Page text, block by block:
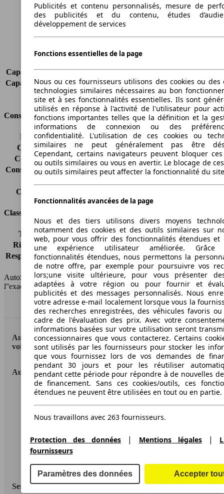
Empattement
2703 mm
Poids maximum
2050 kg
Charge maximale
Portes
4
Capacité de remorquage (sans freins) 750 kg
Capacité de remorquage (avec freins) 1800 kg
Volume du coffre
500 l
Consommation
Émissions de CO2*
174 g/km (komb.)
Consommation (ville)
8.6 l/100km
Consommation (route)
5.2 l/100km
Consommation (combinée)* 6.4 l/100km
Capacité du réservoir
Classes d'assurance
Tous risques
-
Risques partiels
-
Responsabilité civile -
HSN/TSN
MSA56x2Cxxxx/n.c.
AutoScout24 France SAS décline toute responsabilité concernant
l''exactitude des indications fournies.
Haut
AutoScout24: la plus grande plateforme en ligne de
voitures en Europe
AutoScout24
A propos d'AutoScout24
Protection des données
Accessibility Statement
Service
Publicités et contenu personnalisés, mesure de
des publicités et du contenu, études
développement de services
Fonctions essentielles de la page
Nous ou ces fournisseurs utilisons des cookies ou des
technologies similaires nécessaires au bon
site et à ses fonctionnalités essentielles. Ils sont
utilisés en réponse à l'activité de l'utilisateur pour
fonctions importantes telles que la définition et la
informations de connexion ou des
confidentialité. L'utilisation de ces cookies ou
similaires ne peut généralement pas être
Cependant, certains navigateurs peuvent bloquer ces
ou outils similaires ou vous en avertir. Le blocage de
ou outils similaires peut affecter la fonctionnalité du
Fonctionnalités avancées de la page
Nous et des tiers utilisons divers moyens
notamment des cookies et des outils similaires sur
web, pour vous offrir des fonctionnalités étendues et
une expérience utilisateur améliorée.
fonctionnalités étendues, nous permettons la
de notre offre, par exemple pour poursuivre vos
lors;une visite ultérieure, pour vous présenter
adaptées à votre région ou pour fournir et
publicités et des messages personnalisés. Nous
votre adresse e-mail localement lorsque vous la
des recherches enregistrées, des véhicules favoris
cadre de l'évaluation des prix. Avec votre
informations basées sur votre utilisation seront
concessionnaires que vous contacterez. Certains
sont utilisés par les fournisseurs pour stocker les
que vous fournissez lors de vos demandes de
pendant 30 jours et pour les réutiliser
pendant cette période pour répondre à de nouvelles
de financement. Sans ces cookies/outils, ces
étendues ne peuvent être utilisées en tout ou en partie.
Nous travaillons avec 263 fournisseurs.
Protection des données | Mentions légales|
fournisseurs
Paramètres des données Accepter